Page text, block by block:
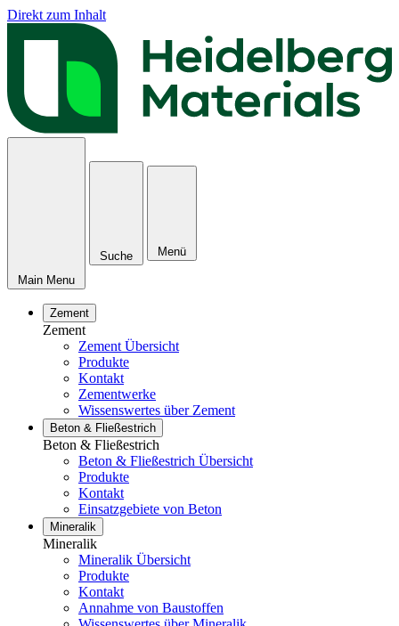
Direkt zum Inhalt
Main Menu
Suche Menü
Zement
Zement
Zement Übersicht
Produkte
Kontakt
Zementwerke
Wissenswertes über Zement
Beton & Fließestrich
Beton & Fließestrich
Beton & Fließestrich Übersicht
Produkte
Kontakt
Einsatzgebiete von Beton
Mineralik
Mineralik
Mineralik Übersicht
Produkte
Kontakt
Annahme von Baustoffen